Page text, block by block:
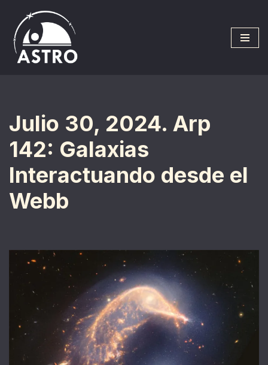
Saltar
al
contenido
Julio 30, 2024. Arp
142: Galaxias
Interactuando desde el
Webb